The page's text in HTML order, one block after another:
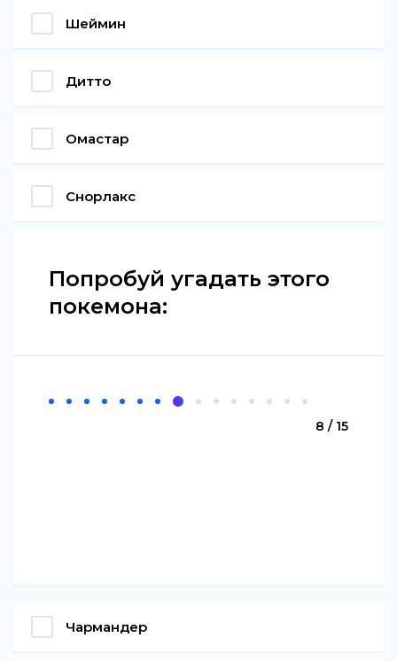
Шеймин
Дитто
Омастар
Снорлакс
Попробуй угадать этого
покемона:
8 / 15
Чармандер